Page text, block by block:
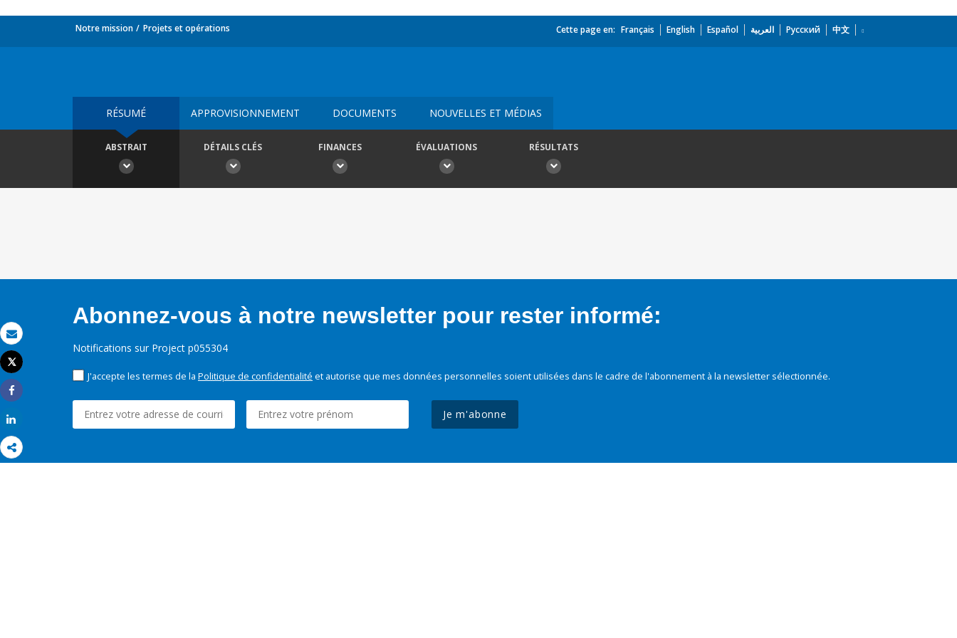
Email
Imprimer
Tweet
Share
Notre mission Projets et opérations Cette page en: Français English Español العربية Русский 中文
RÉSUMÉ APPROVISIONNEMENT DOCUMENTS NOUVELLES ET MÉDIAS
ABSTRAIT DÉTAILS CLÉS FINANCES ÉVALUATIONS RÉSULTATS
Abonnez-vous à notre newsletter pour rester informé:
Notifications sur Project p055304
J'accepte les termes de la Politique de confidentialité et autorise que mes données personnelles soient utilisées dans le cadre de l'abonnement à la newsletter sélectionnée.
Je m'abonne